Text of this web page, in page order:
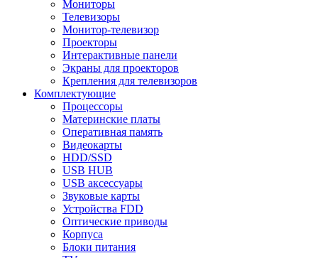
Мониторы
Телевизоры
Монитор-телевизор
Проекторы
Интерактивные панели
Экраны для проекторов
Крепления для телевизоров
Комплектующие
Процессоры
Материнские платы
Оперативная память
Видеокарты
HDD/SSD
USB HUB
USB аксессуары
Звуковые карты
Устройства FDD
Оптические приводы
Корпуса
Блоки питания